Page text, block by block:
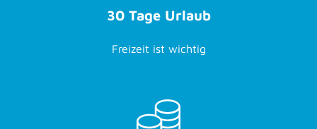
30 Tage Urlaub
Freizeit ist wichtig